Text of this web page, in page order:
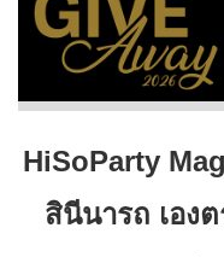
HiSoParty
สินีนารถ เอง